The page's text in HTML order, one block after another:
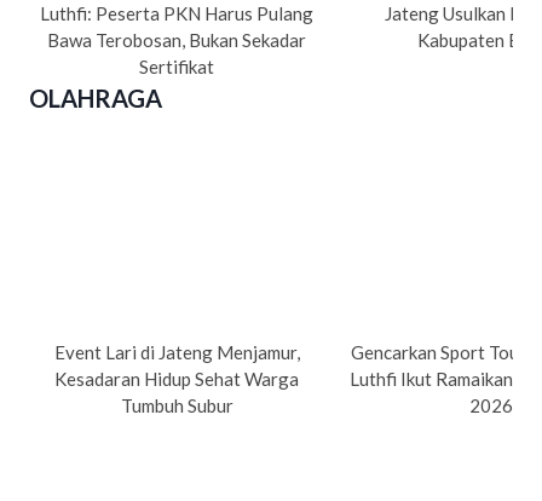
Luthfi: Peserta PKN Harus Pulang
Bawa Terobosan, Bukan Sekadar
Sertifikat
Jateng Usulkan
Kabupaten
OLAHRAGA
Event Lari di Jateng Menjamur,
Kesadaran Hidup Sehat Warga
Tumbuh Subur
Gencarkan Sport
Luthfi Ikut Ramaikan
2026